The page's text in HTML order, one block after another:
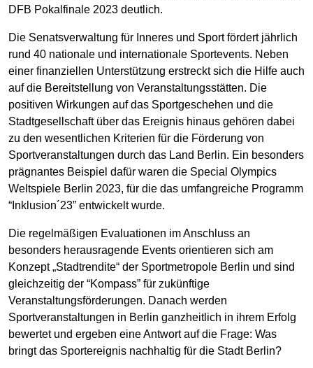
DFB Pokalfinale 2023 deutlich.
Die Senatsverwaltung für Inneres und Sport fördert jährlich
rund 40 nationale und internationale Sportevents. Neben
einer finanziellen Unterstützung erstreckt sich die Hilfe auch
auf die Bereitstellung von Veranstaltungsstätten. Die
positiven Wirkungen auf das Sportgeschehen und die
Stadtgesellschaft über das Ereignis hinaus gehören dabei
zu den wesentlichen Kriterien für die Förderung von
Sportveranstaltungen durch das Land Berlin. Ein besonders
prägnantes Beispiel dafür waren die Special Olympics
Weltspiele Berlin 2023, für die das umfangreiche Programm
“Inklusion´23” entwickelt wurde.
Die regelmäßigen Evaluationen im Anschluss an
besonders herausragende Events orientieren sich am
Konzept „Stadtrendite“ der Sportmetropole Berlin und sind
gleichzeitig der “Kompass” für zukünftige
Veranstaltungsförderungen. Danach werden
Sportveranstaltungen in Berlin ganzheitlich in ihrem Erfolg
bewertet und ergeben eine Antwort auf die Frage: Was
bringt das Sportereignis nachhaltig für die Stadt Berlin?